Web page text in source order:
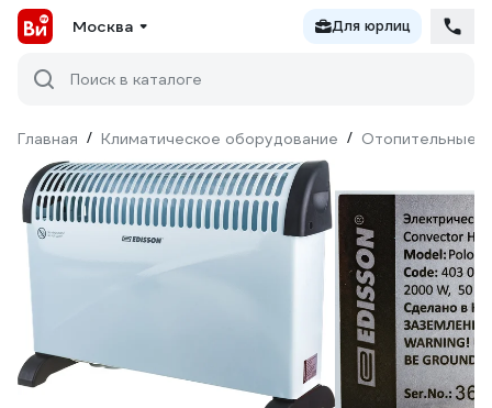
Москва Для юрлиц
Поиск в каталоге
Главная / Климатическое оборудование / Отопительные